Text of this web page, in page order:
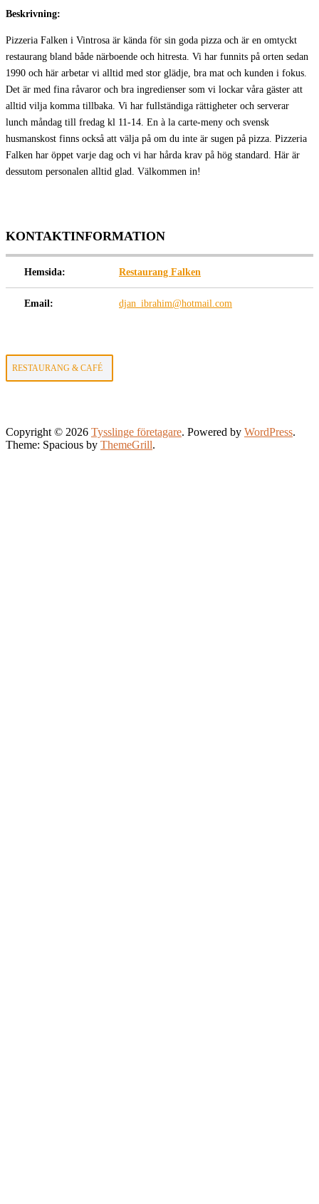
Beskrivning:
Pizzeria Falken i Vintrosa är kända för sin goda pizza och är en omtyckt
restaurang bland både närboende och hitresta. Vi har funnits på orten sedan
1990 och här arbetar vi alltid med stor glädje, bra mat och kunden i fokus.
Det är med fina råvaror och bra ingredienser som vi lockar våra gäster att
alltid vilja komma tillbaka. Vi har fullständiga rättigheter och serverar
lunch måndag till fredag kl 11-14. En à la carte-meny och svensk
husmanskost finns också att välja på om du inte är sugen på pizza. Pizzeria
Falken har öppet varje dag och vi har hårda krav på hög standard. Här är
dessutom personalen alltid glad. Välkommen in!
KONTAKTINFORMATION
Hemsida: Restaurang Falken
Email: djan_ibrahim@hotmail.com
RESTAURANG & CAFÉ
Copyright © 2026 Tysslinge företagare. Powered by WordPress.
Theme: Spacious by ThemeGrill.